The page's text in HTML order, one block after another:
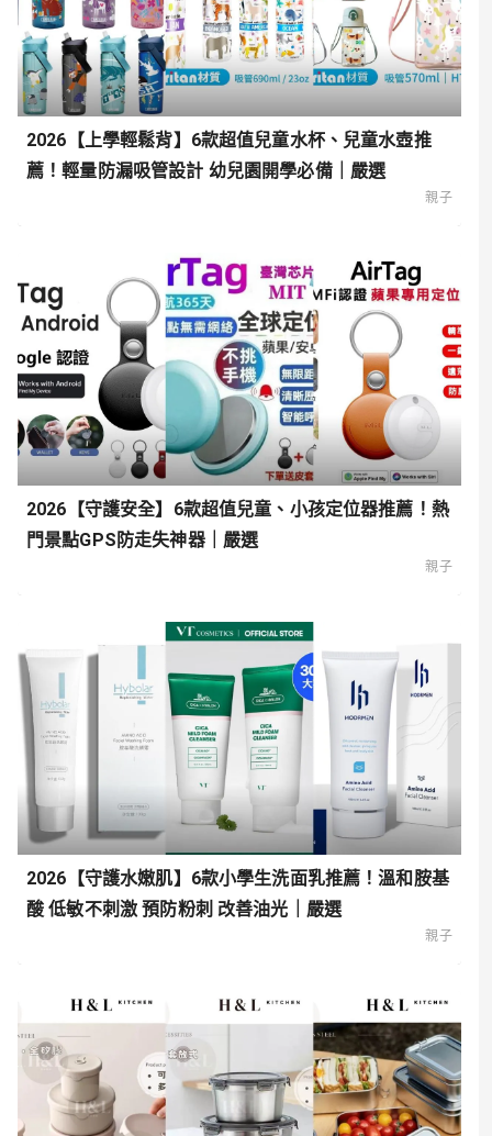
2026【上學輕鬆背】6款超值兒童水杯、兒童水壺推
薦！輕量防漏吸管設計 幼兒園開學必備｜嚴選
親子
2026【守護安全】6款超值兒童、小孩定位器推薦！熱
門景點GPS防走失神器｜嚴選
親子
2026【守護水嫩肌】6款小學生洗面乳推薦！溫和胺基
酸 低敏不刺激 預防粉刺 改善油光｜嚴選
親子